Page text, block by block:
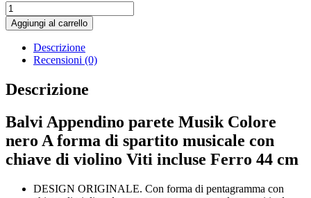
Appendino
parete
Musik
nero
quantità
Aggiungi al carrello
Descrizione
Recensioni (0)
Descrizione
Balvi Appendino parete Musik Colore
nero A forma di spartito musicale con
chiave di violino Viti incluse Ferro 44 cm
DESIGN ORIGINALE. Con forma di pentagramma con